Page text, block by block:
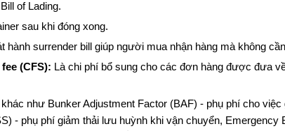
of Lading.
sau khi đóng xong.
hành surrender bill giúp người mua nhận hàng mà không
(CFS): Là chi phí bổ sung cho các đơn hàng được đưa
như Bunker Adjustment Factor (BAF) - phụ phí cho việc
- phụ phí giảm thải lưu huỳnh khi vận chuyển, Emergency